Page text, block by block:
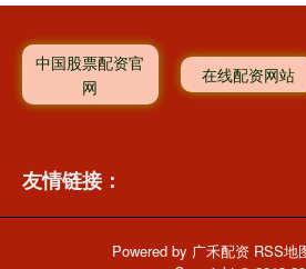
中国股票配资官
网
在线配资网站
友情链接：
Powered by 广禾配资 RSS地